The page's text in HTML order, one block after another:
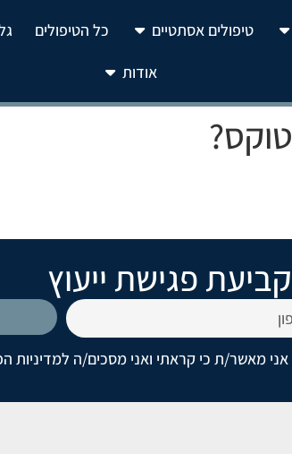
טיפולים אסתטיים כל הטיפולים
אודות
פגישת ייעוץ
מאשר/ת כי קראתי ואני מסכים/ה למדיניות